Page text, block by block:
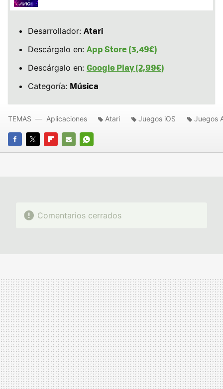
Desarrollador: Atari
Descárgalo en: App Store (3,49€)
Descárgalo en: Google Play (2,99€)
Categoría: Música
FACEBOOK
TWITTERFLIPBOARD
E-
WHATSAPP
TEMAS Aplicaciones Atari Juegos iOS Juegos
Comentarios cerrados